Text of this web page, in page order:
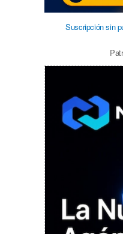
Suscripción sin